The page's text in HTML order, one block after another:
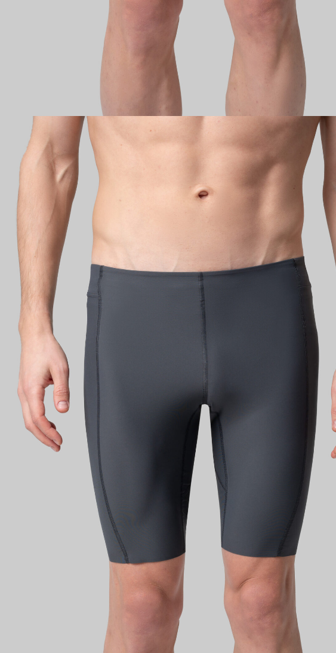
Имя пользователя или email
Запомнить меня